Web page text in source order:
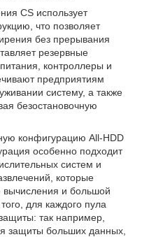
CS использует
что позволяет
без прерывания
резервные
контроллеры и
предприятиям
систему, а также
безостановочную
конфигурацию All-HDD
особенно подходит
систем и
которые
вычисления и большой
для каждого пула
так например,
защиты больших данных,